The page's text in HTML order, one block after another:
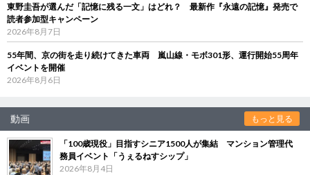
東野圭吾が選んだ「記憶に残る一文」はどれ？ 最新作『永遠の記憶』発売で
読者参加型キャンペーン
2026年8月7日
55年間、京の街を走り続けてきた車両 嵐山線・モボ301形、運行開始55周年
イベントを開催
2026年8月6日
動画 もっと見る
「100歳現役」目指すシニア1500人が集結 マンション管理代
務員イベント「うぇるねすシップ」
2026年8月4日